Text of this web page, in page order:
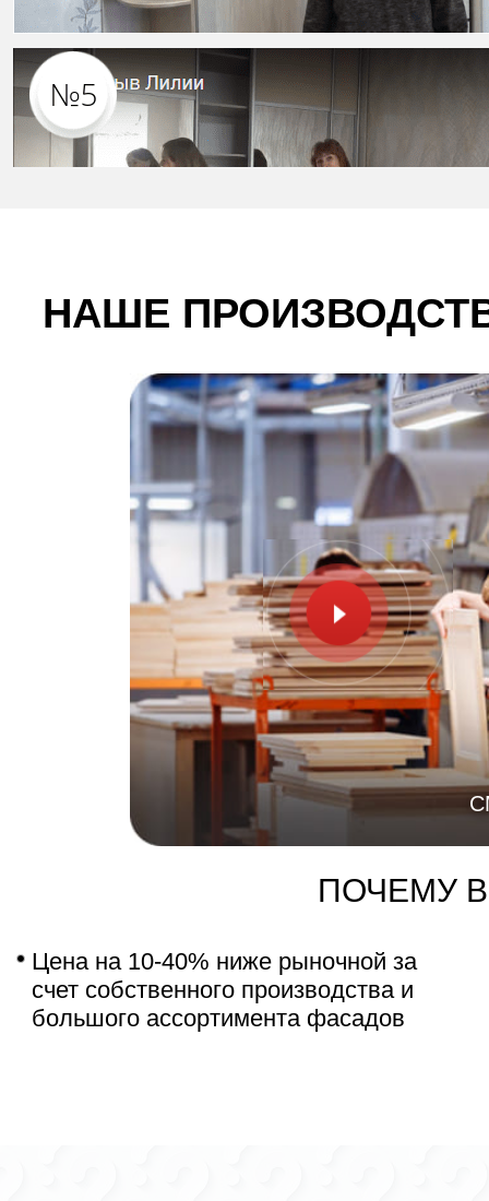
НАШЕ
Цена на 10-40% ниже рыночной за
счет собственного производства и
большого ассортимента фасадов
ПОЧЕМУ